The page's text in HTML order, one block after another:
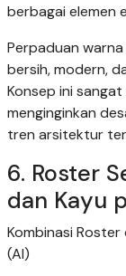
berbagai elemen
Perpaduan
bersih, modern,
Konsep ini
menginginkan
tren arsitektur
6. Roster
dan Kayu
Kombinasi Roster
(AI)